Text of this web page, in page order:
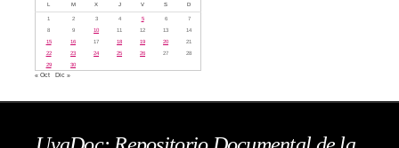
L M X J V S D
1 2 3 4 5 6
7
8
9 10 11 12 13
14
15
16 17 18 19 20
21
22
23 24 25 26 27
28
29
30
« Oct Dic »